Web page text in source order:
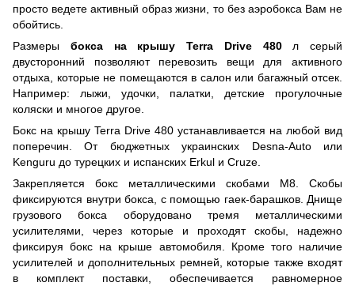
просто ведете активный образ жизни, то без аэробокса Вам не
обойтись.
Размеры бокса на крышу Terra Drive 480л серый
двусторонний позволяют перевозить вещи для активного
отдыха, которые не помещаются в салон или багажный отсек.
Например: лыжи, удочки, палатки, детские прогулочные
коляски и многое другое.
Бокс на крышу Terra Drive 480 устанавливается на любой вид
поперечин. От бюджетных украинских Desna-Auto или
Kenguru до турецких и испанских Erkul и Cruze.
Закрепляется бокс металлическими скобами М8. Скобы
фиксируются внутри бокса, с помощью гаек-барашков. Днище
грузового бокса оборудовано тремя металлическими
усилителями, через которые и проходят скобы, надежно
фиксируя бокс на крыше автомобиля. Кроме того наличие
усилителей и дополнительных ремней, которые также входят
в комплект поставки, обеспечивается равномерное